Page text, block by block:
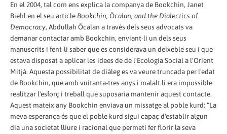
En el 2004, tal com ens explica la companya de Bookchin, Janet
Biehl en el seu article Bookchin, Öcalan, and the Dialectics of
Democracy, Abdullah Öcalan a través dels seus advocats va
demanar contactar amb Bookchin, enviant-li un dels seus
manuscrits i fent-li saber que es considerava un deixeble seu i que
estava disposat a aplicar les idees de de l'Ecologia Social a l'Orient
Mitjà. Aquesta possibilitat de diàleg es va veure truncada per l'edat
de Bookchin, que amb vuitanta-tres anys i malalt li era impossible
realitzar l'esforç i treball que suposaria mantenir aquest contacte.
Aquest mateix any Bookchin enviava un missatge al poble kurd: “La
meva esperança és que el poble kurd sigui capaç d'establir algun
dia una societat lliure i racional que permeti fer florir la seva